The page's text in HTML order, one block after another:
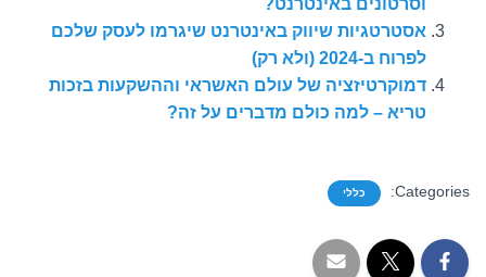
וסרטונים באינטרנט?
אסטרטגיות שיווק באינטרנט שיגרמו לעסק שלכם
לפרוח ב-2024 (ולא רק)
דמוקרטיזציה של עולם האשראי וההשקעות בזכות
טריא – למה כולם מדברים על זה?
Categories: כללי